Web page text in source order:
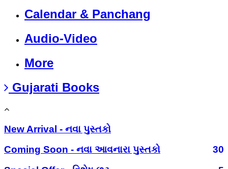
Calendar & Panchang
Audio-Video
More
Gujarati Books
New Arrival - નવા પુસ્તકો
Coming Soon - નવા આવનારા પુસ્તકો
30